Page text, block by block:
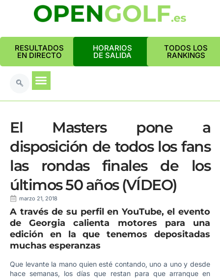
RESULTADOS
EN DIRECTO
HORARIOS
DE SALIDA
TODOS LOS
RANKINGS
El Masters pone a
disposición de todos los fans
las rondas finales de los
últimos 50 años (VÍDEO)
marzo 21, 2018
A través de su perfil en YouTube, el evento
de Georgia calienta motores para una
edición en la que tenemos depositadas
muchas esperanzas
Que levante la mano quien esté contando, uno a uno y desde
hace semanas, los días que restan para que arranque en